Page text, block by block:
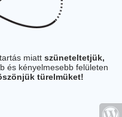
miatt szüneteltetjük,
és kényelmesebb felületen
türelmüket!